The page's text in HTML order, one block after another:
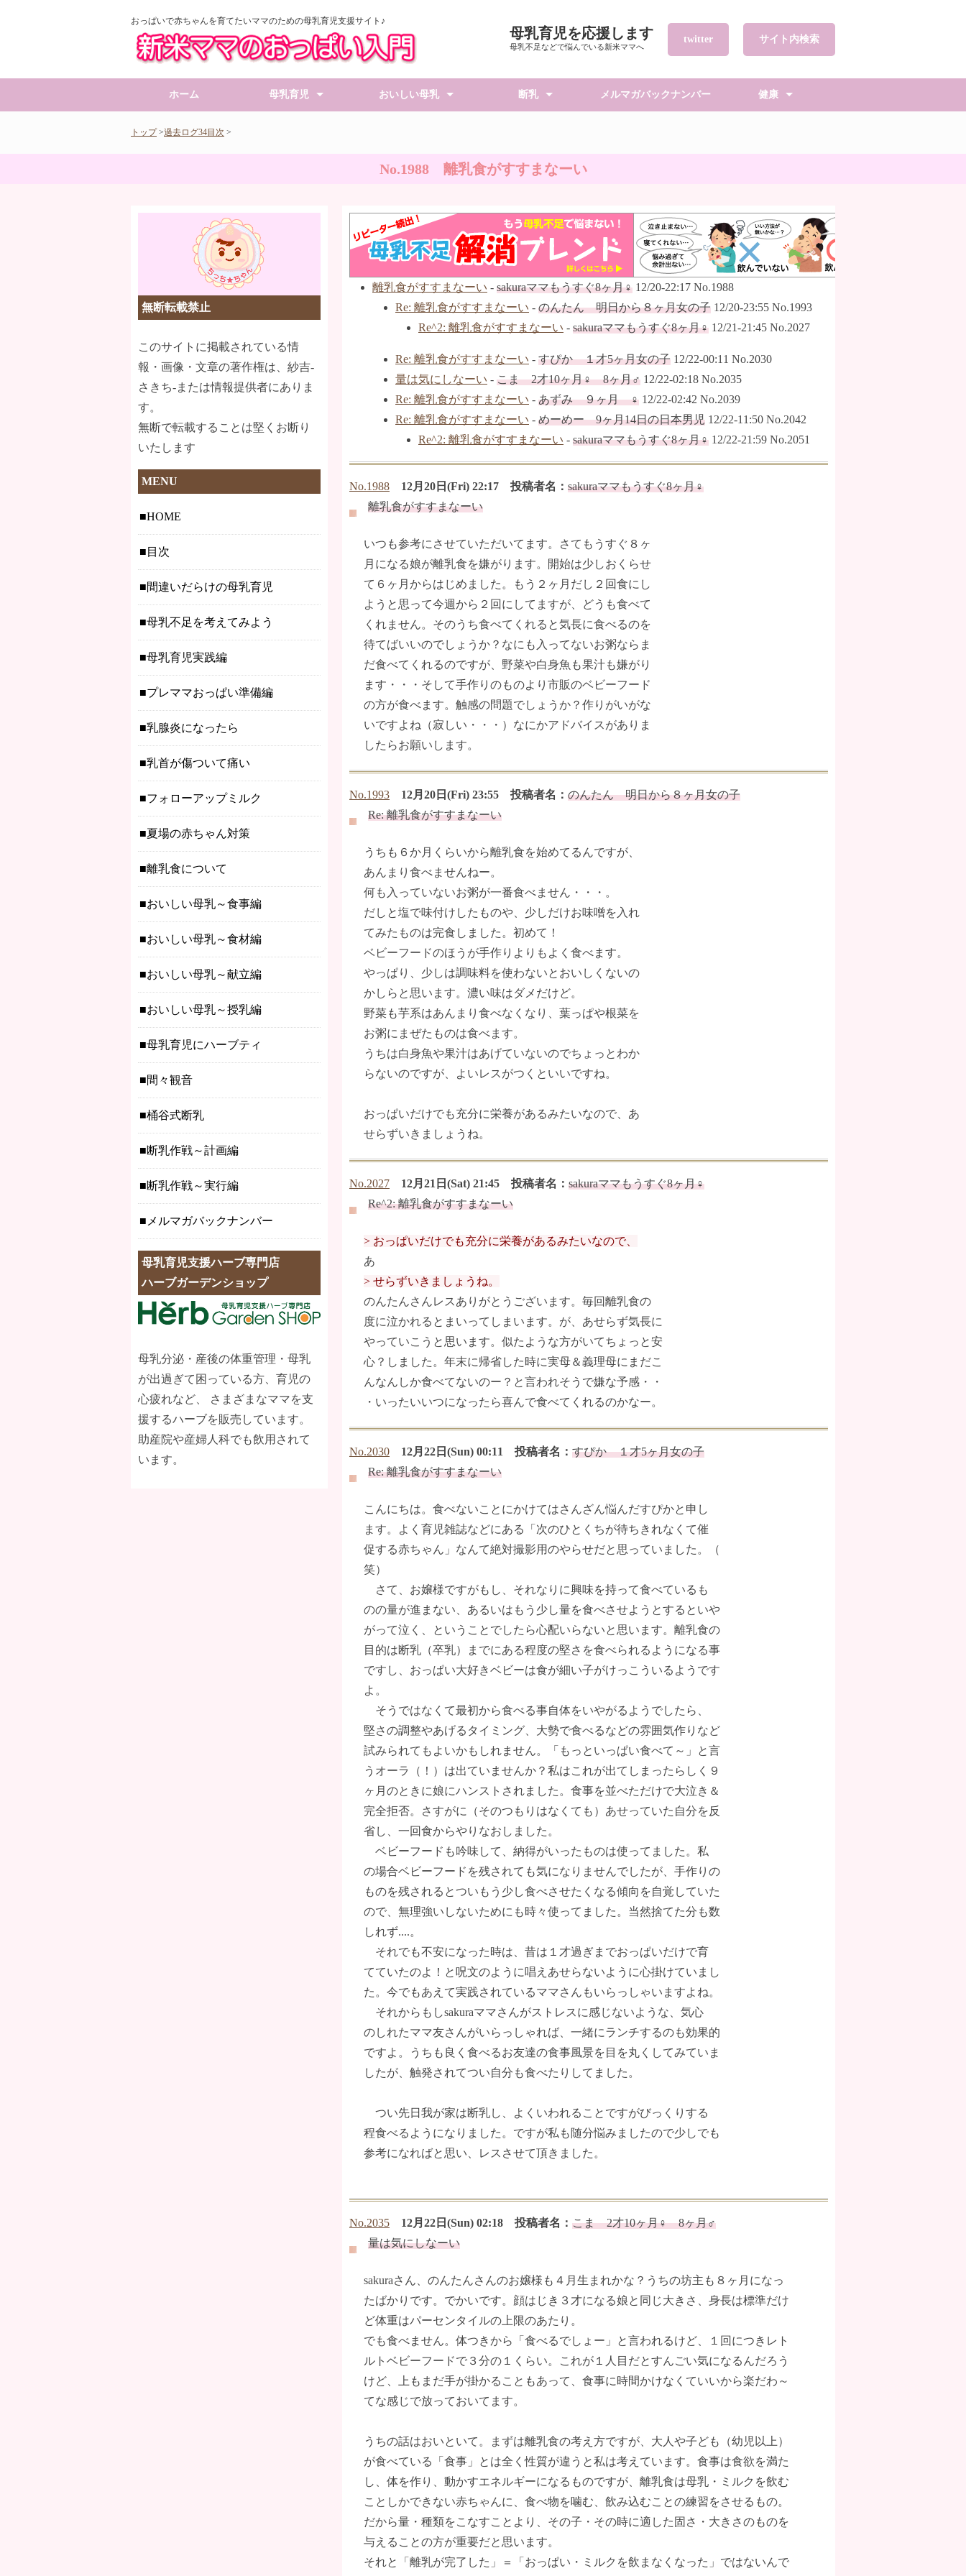
おっぱいで赤ちゃんを育てたいママのための母乳育児支援サイト♪
母乳育児を応援します
母乳不足などで悩んでいる新米ママへ
twitter サイト内検索
ホーム 母乳育児 おいしい母乳 断乳 メルマガバックナンバー 健康
トップ>過去ログ34目次 >
No.1988 離乳食がすすまなーい
離乳食がすすまなーい - sakuraママもうすぐ8ヶ月♀ 12/20-22:17 No.1988
Re: 離乳食がすすまなーい - のんたん 明日から８ヶ月女の子 12/20-23:55 No.1993
Re^2: 離乳食がすすまなーい - sakuraママもうすぐ8ヶ月♀ 12/21-21:45 No.2027
Re: 離乳食がすすまなーい - すぴか １才5ヶ月女の子 12/22-00:11 No.2030
量は気にしなーい - こま 2才10ヶ月♀ 8ヶ月♂ 12/22-02:18 No.2035
Re: 離乳食がすすまなーい - あずみ ９ヶ月 ♀ 12/22-02:42 No.2039
Re: 離乳食がすすまなーい - めーめー 9ヶ月14日の日本男児 12/22-11:50 No.2042
Re^2: 離乳食がすすまなーい - sakuraママもうすぐ8ヶ月♀ 12/22-21:59 No.2051
No.1988 12月20日(Fri) 22:17 投稿者名： sakuraママもうすぐ8ヶ月♀
離乳食がすすまなーい
いつも参考にさせていただいてます。さてもうすぐ８ヶ
月になる娘が離乳食を嫌がります。開始は少しおくらせ
て６ヶ月からはじめました。もう２ヶ月だし２回食にし
ようと思って今週から２回にしてますが、どうも食べて
くれません。そのうち食べてくれると気長に食べるのを
待てばいいのでしょうか？なにも入ってないお粥ならま
だ食べてくれるのですが、野菜や白身魚も果汁も嫌がり
ます・・・そして手作りのものより市販のベビーフード
の方が食べます。触感の問題でしょうか？作りがいがな
いですよね（寂しい・・・）なにかアドバイスがありま
したらお願いします。
No.1993 12月20日(Fri) 23:55 投稿者名： のんたん 明日から８ヶ月女の子
Re: 離乳食がすすまなーい
うちも６か月くらいから離乳食を始めてるんですが、
あんまり食べませんねー。
何も入っていないお粥が一番食べません・・・。
だしと塩で味付けしたものや、少しだけお味噌を入れ
てみたものは完食しました。初めて！
ベビーフードのほうが手作りよりもよく食べます。
やっぱり、少しは調味料を使わないとおいしくないの
かしらと思います。濃い味はダメだけど。
野菜も芋系はあんまり食べなくなり、葉っぱや根菜を
お粥にまぜたものは食べます。
うちは白身魚や果汁はあげていないのでちょっとわか
らないのですが、よいレスがつくといいですね。
おっぱいだけでも充分に栄養があるみたいなので、あ
せらずいきましょうね。
No.2027 12月21日(Sat) 21:45 投稿者名： sakuraママもうすぐ8ヶ月♀
Re^2: 離乳食がすすまなーい
> おっぱいだけでも充分に栄養があるみたいなので、
あ
> せらずいきましょうね。
のんたんさんレスありがとうございます。毎回離乳食の
度に泣かれるとまいってしまいます。が、あせらず気長に
やっていこうと思います。似たような方がいてちょっと安
心？しました。年末に帰省した時に実母＆義理母にまだこ
んなんしか食べてないのー？と言われそうで嫌な予感・・
・いったいいつになったら喜んで食べてくれるのかなー。
No.2030 12月22日(Sun) 00:11 投稿者名： すぴか １才5ヶ月女の子
Re: 離乳食がすすまなーい
こんにちは。食べないことにかけてはさんざん悩んだすぴかと申し
ます。よく育児雑誌などにある「次のひとくちが待ちきれなくて催
促する赤ちゃん」なんて絶対撮影用のやらせだと思っていました。（
笑）
さて、お嬢様ですがもし、それなりに興味を持って食べているも
のの量が進まない、あるいはもう少し量を食べさせようとするといや
がって泣く、ということでしたら心配いらないと思います。離乳食の
目的は断乳（卒乳）までにある程度の堅さを食べられるようになる事
ですし、おっぱい大好きベビーは食が細い子がけっこういるようです
よ。
そうではなくて最初から食べる事自体をいやがるようでしたら、
堅さの調整やあげるタイミング、大勢で食べるなどの雰囲気作りなど
試みられてもよいかもしれません。「もっといっぱい食べて～」と言
うオーラ（！）は出ていませんか？私はこれが出てしまったらしく９
ヶ月のときに娘にハンストされました。食事を並べただけで大泣き＆
完全拒否。さすがに（そのつもりはなくても）あせっていた自分を反
省し、一回食からやりなおしました。
ベビーフードも吟味して、納得がいったものは使ってました。私
の場合ベビーフードを残されても気になりませんでしたが、手作りの
ものを残されるとついもう少し食べさせたくなる傾向を自覚していた
ので、無理強いしないためにも時々使ってました。当然捨てた分も数
しれず....。
それでも不安になった時は、昔は１才過ぎまでおっぱいだけで育
てていたのよ！と呪文のように唱えあせらないように心掛けていまし
た。今でもあえて実践されているママさんもいらっしゃいますよね。
それからもしsakuraママさんがストレスに感じないような、気心
のしれたママ友さんがいらっしゃれば、一緒にランチするのも効果的
ですよ。うちも良く食べるお友達の食事風景を目を丸くしてみていま
したが、触発されてつい自分も食べたりしてました。
つい先日我が家は断乳し、よくいわれることですがびっくりする
程食べるようになりました。ですが私も随分悩みましたので少しでも
参考になればと思い、レスさせて頂きました。
No.2035 12月22日(Sun) 02:18 投稿者名： こま 2才10ヶ月♀ 8ヶ月♂
量は気にしなーい
sakuraさん、のんたんさんのお嬢様も４月生まれかな？うちの坊主も８ヶ月になっ
たばかりです。でかいです。顔はじき３才になる娘と同じ大きさ、身長は標準だけ
ど体重はパーセンタイルの上限のあたり。
でも食べません。体つきから「食べるでしょー」と言われるけど、１回につきレト
ルトベビーフードで３分の１くらい。これが１人目だとすんごい気になるんだろう
けど、上もまだ手が掛かることもあって、食事に時間かけなくていいから楽だわ～
てな感じで放っておいてます。
うちの話はおいといて。まずは離乳食の考え方ですが、大人や子ども（幼児以上）
が食べている「食事」とは全く性質が違うと私は考えています。食事は食欲を満た
し、体を作り、動かすエネルギーになるものですが、離乳食は母乳・ミルクを飲む
ことしかできない赤ちゃんに、食べ物を噛む、飲み込むことの練習をさせるもの。
だから量・種類をこなすことより、その子・その時に適した固さ・大きさのものを
与えることの方が重要だと思います。
それと「離乳が完了した」＝「おっぱい・ミルクを飲まなくなった」ではないんで
無断転載禁止
このサイトに掲載されている情
報・画像・文章の著作権は、紗吉-
さきち-または情報提供者にありま
す。
無断で転載することは堅くお断り
いたします
MENU
HOME
目次
間違いだらけの母乳育児
母乳不足を考えてみよう
母乳育児実践編
プレママおっぱい準備編
乳腺炎になったら
乳首が傷ついて痛い
フォローアップミルク
夏場の赤ちゃん対策
離乳食について
おいしい母乳～食事編
おいしい母乳～食材編
おいしい母乳～献立編
おいしい母乳～授乳編
母乳育児にハーブティ
間々観音
桶谷式断乳
断乳作戦～計画編
断乳作戦～実行編
メルマガバックナンバー
母乳育児支援ハーブ専門店
ハーブガーデンショップ
母乳分泌・産後の体重管理・母乳
が出過ぎて困っている方、育児の
心疲れなど、 さまざまなママを支
援するハーブを販売しています。
助産院や産婦人科でも飲用されて
います。